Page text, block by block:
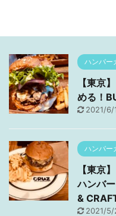
ハンバー
【東京
める！
2021/6/
ハンバー
【東京
ハンバ
&
2021/5/